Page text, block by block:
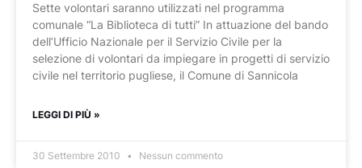
Sette volontari saranno utilizzati nel programma
comunale “La Biblioteca di tutti” In attuazione del bando
dell’Ufficio Nazionale per il Servizio Civile per la
selezione di volontari da impiegare in progetti di servizio
civile nel territorio pugliese, il Comune di Sannicola
LEGGI DI PIÙ »
30 Settembre 2010 Nessun commento